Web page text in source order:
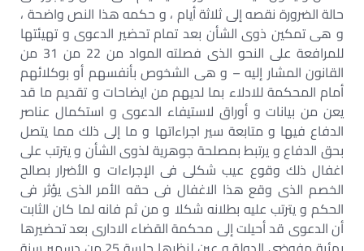
حالة الضرورة نقصه إلى ثلاثة أيام ، و حكمه هذا النص واضحة ،
و هى تمكين ذوى الشأن بعد تمام تحضير الدعوى و تهيئتها
للمرافعة على النحو الذى فصلته المواد من 22 من 31 من
القانون المشار إليه – و هى الشخوص بأنفسهم أو بوكلائهم
أمام المحكمة للادلاء بما لديهم من ايضاحات و تقديم ما قد
يعن من بيانات و أوراق لاستيفاء الدعوى و استكمال عناصر
الدفاع فيها و متابعة سير اجراءاتها و ما إلى ذلك مما يتصل
بحق الدفاع و يرتبط بمصلحة جوهرية لذوى الشأن و يترتب على
اغفال ذلك وقوع عيب شكلى فى الإجراءات و الأضرار بصالح
الخصم الذى وقع هذا الاغفال فى حقه الأمر الذى يؤثر فى
الحكم و يترتب عليه بطلانه شكلا و من ثم فانه لما كان الثابت
أن الدعوى قد أحيلت إلى محكمة القضاء الادارى بعد تحضيرها